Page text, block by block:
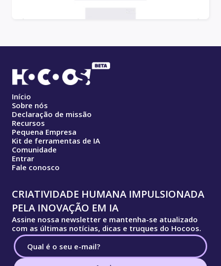
Início
Sobre nós
Declaração de missão
Recursos
Pequena Empresa
Kit de ferramentas de IA
Comunidade
Entrar
Fale conosco
CRIATIVIDADE HUMANA IMPULSIONADA
PELA INOVAÇÃO EM IA
Assine nossa newsletter e mantenha-se atualizado
com as últimas notícias, dicas e truques do Hocoos.